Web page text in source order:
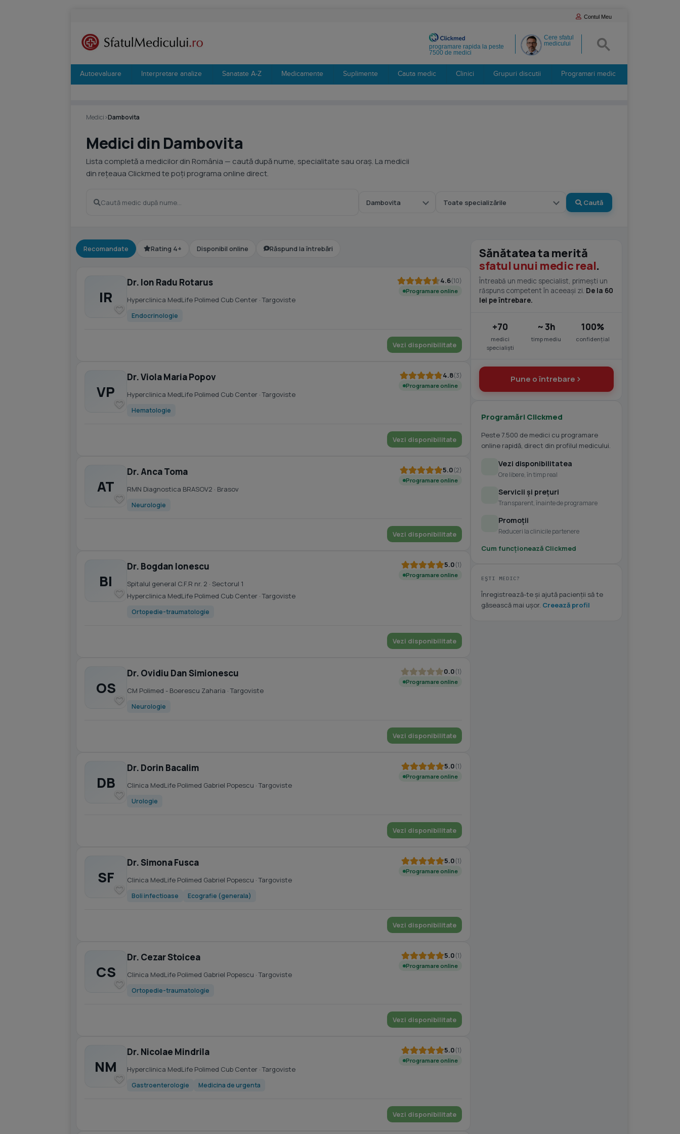
Contul Meu
Cere sfatul
medicului
programare rapida la peste
7500 de medici
Autoevaluare Interpretare analize Sanatate A-Z Medicamente Suplimente Cauta medic Clinici Grupuri discutii Programari medic
Medici›Dambovita
Medici din Dambovita
Lista completă a medicilor din România — caută după nume, specialitate sau oraș. La medicii
din rețeaua Clickmed te poți programa online direct.
Caută
Recomandate Rating 4+ Disponibil online Răspund la întrebări
IR
Dr. Ion Radu Rotarus
Hyperclinica MedLife Polimed Cub Center · Targoviste
Endocrinologie
4.6(10)
Programare online
Vezi disponibilitate
VP
Dr. Viola Maria Popov
Hyperclinica MedLife Polimed Cub Center · Targoviste
Hematologie
4.8(3)
Programare online
Vezi disponibilitate
AT
Dr. Anca Toma
RMN Diagnostica BRASOV2 · Brasov
Neurologie
5.0(2)
Programare online
Vezi disponibilitate
BI
Dr. Bogdan Ionescu
Spitalul general C.F.R nr. 2 · Sectorul 1
Hyperclinica MedLife Polimed Cub Center · Targoviste
Ortopedie-traumatologie
5.0(1)
Programare online
Vezi disponibilitate
OS
Dr. Ovidiu Dan Simionescu
CM Polimed - Boerescu Zaharia · Targoviste
Neurologie
0.0(1)
Programare online
Vezi disponibilitate
DB
Dr. Dorin Bacalim
Clinica MedLife Polimed Gabriel Popescu · Targoviste
Urologie
5.0(1)
Programare online
Vezi disponibilitate
SF
Dr. Simona Fusca
Clinica MedLife Polimed Gabriel Popescu · Targoviste
Boli infectioase Ecografie (generala)
5.0(1)
Programare online
Vezi disponibilitate
CS
Dr. Cezar Stoicea
Clinica MedLife Polimed Gabriel Popescu · Targoviste
Ortopedie-traumatologie
5.0(1)
Programare online
Vezi disponibilitate
NM
Dr. Nicolae Mindrila
Hyperclinica MedLife Polimed Cub Center · Targoviste
Gastroenterologie Medicina de urgenta
5.0(1)
Programare online
Vezi disponibilitate
Sănătatea ta merită
sfatul unui medic real.
Întreabă un medic specialist, primești un
răspuns competent în aceeași zi. De la 60
lei pe întrebare.
+70
medici
specialiști
~ 3h
timp mediu
100%
confidențial
Pune o întrebare
Programări Clickmed
Peste 7.500 de medici cu programare
online rapidă, direct din profilul medicului.
Vezi disponibilitatea
Ore libere, în timp real
Servicii și prețuri
Transparent, înainte de programare
Promoții
Reduceri la clinicile partenere
Cum funcționează Clickmed
EȘTI MEDIC?
Înregistrează-te și ajută pacienții să te
găsească mai ușor. Creează profil